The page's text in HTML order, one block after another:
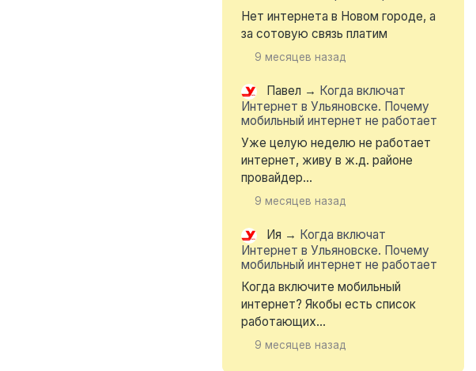
Нет интернета в Новом городе, а
за сотовую связь платим
9 месяцев назад
Павел → Когда включат
Интернет в Ульяновске. Почему
мобильный интернет не работает
Уже целую неделю не работает
интернет, живу в ж.д. районе
провайдер...
9 месяцев назад
Ия → Когда включат
Интернет в Ульяновске. Почему
мобильный интернет не работает
Когда включите мобильный
интернет? Якобы есть список
работающих...
9 месяцев назад